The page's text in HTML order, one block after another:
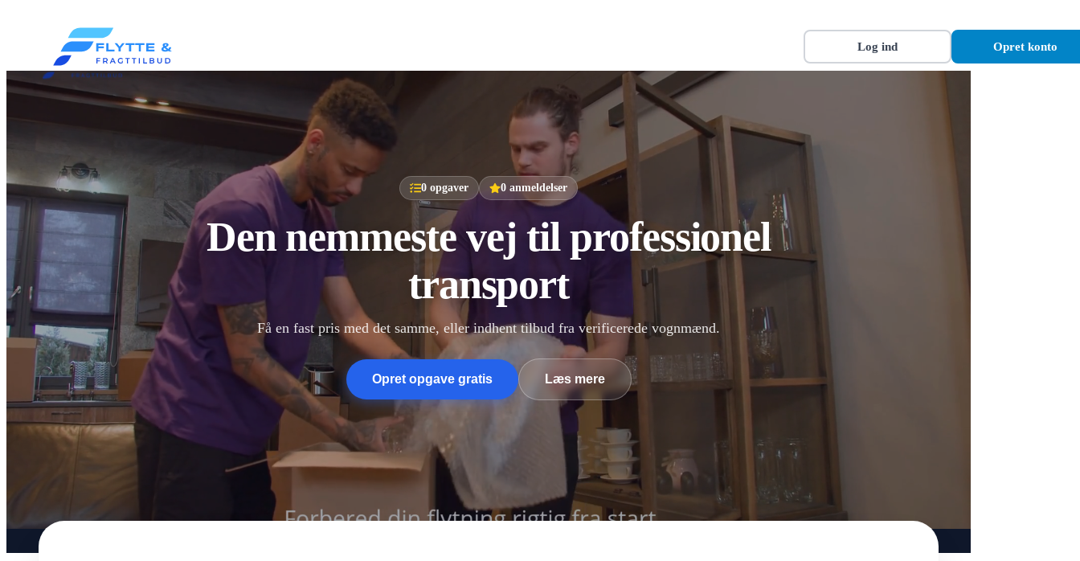
Log ind Opret konto
0 opgaver 0 anmeldelser
Den nemmeste vej til professionel
transport
Få en fast pris med det samme, eller indhent tilbud fra verificerede vognmænd.
Opret opgave gratis Læs mere